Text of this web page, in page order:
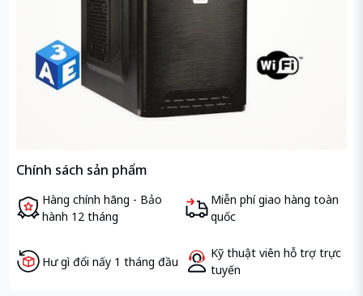
Chính sách sản phẩm
Hàng chính hãng - Bảo
hành 12 tháng
Miễn phí giao hàng toàn
quốc
Hư gì đổi nấy 1 tháng đầu
Kỹ thuật viên hỗ trợ trực
tuyến